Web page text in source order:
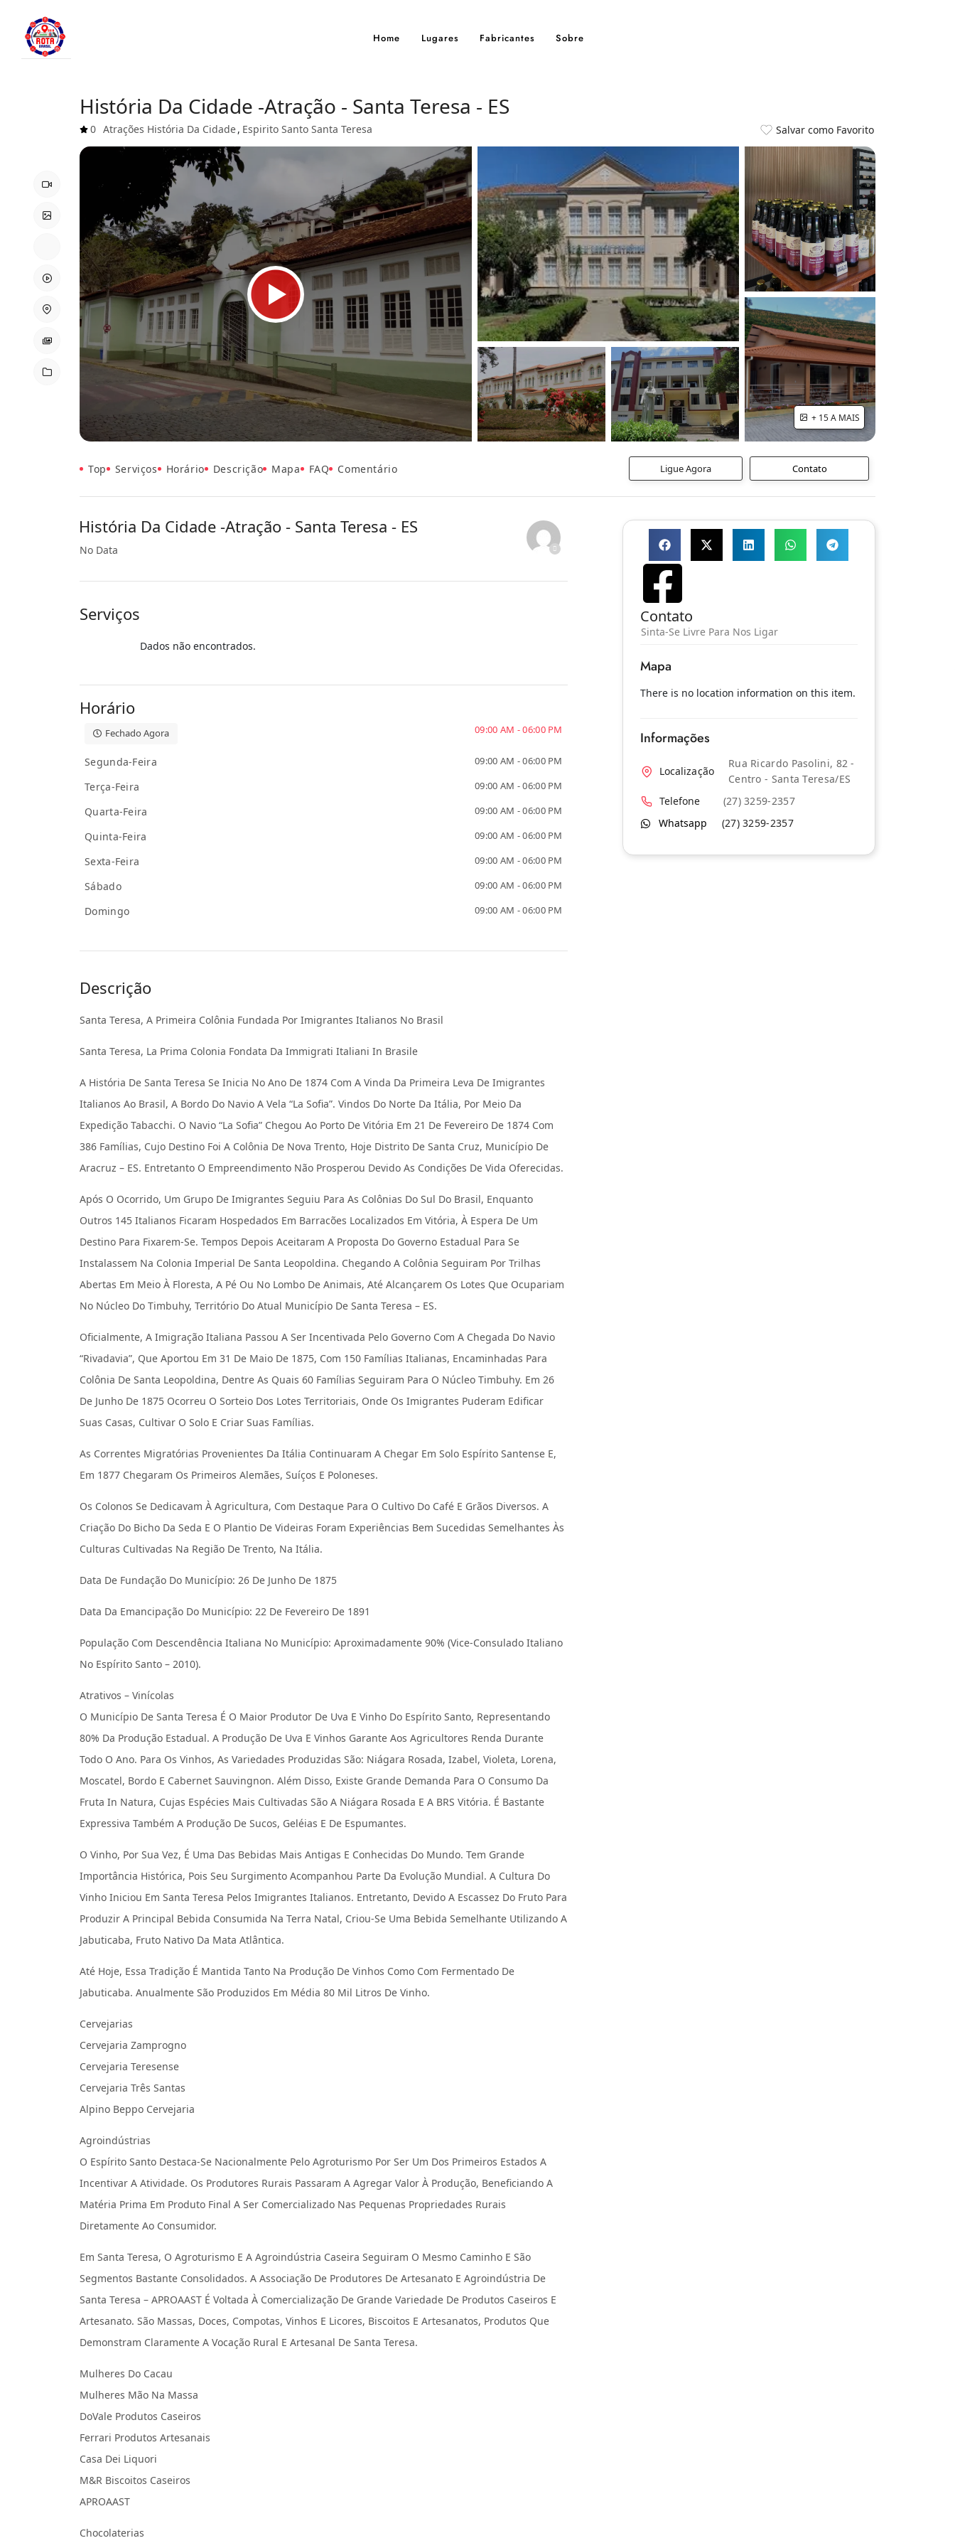
Home Lugares Fabricantes Sobre
História Da Cidade -Atração - Santa Teresa - ES
0 Atrações História Da Cidade, Espirito Santo Santa Teresa Salvar como Favorito
+ 15 A MAIS
Top Serviços Horário Descrição Mapa FAQ Comentário Ligue Agora Contato
História Da Cidade -Atração - Santa Teresa - ES
No Data
Serviços
Dados não encontrados.
Horário
Fechado Agora 09:00 AM - 06:00 PM
Segunda-Feira 09:00 AM - 06:00 PM
Terça-Feira 09:00 AM - 06:00 PM
Quarta-Feira 09:00 AM - 06:00 PM
Quinta-Feira 09:00 AM - 06:00 PM
Sexta-Feira 09:00 AM - 06:00 PM
Sábado 09:00 AM - 06:00 PM
Domingo 09:00 AM - 06:00 PM
Descrição
Santa Teresa, A Primeira Colônia Fundada Por Imigrantes Italianos No Brasil
Santa Teresa, La Prima Colonia Fondata Da Immigrati Italiani In Brasile
A História De Santa Teresa Se Inicia No Ano De 1874 Com A Vinda Da Primeira Leva De Imigrantes
Italianos Ao Brasil, A Bordo Do Navio A Vela “La Sofia”. Vindos Do Norte Da Itália, Por Meio Da
Expedição Tabacchi. O Navio “La Sofia” Chegou Ao Porto De Vitória Em 21 De Fevereiro De 1874 Com
386 Famílias, Cujo Destino Foi A Colônia De Nova Trento, Hoje Distrito De Santa Cruz, Município De
Aracruz – ES. Entretanto O Empreendimento Não Prosperou Devido As Condições De Vida Oferecidas.
Após O Ocorrido, Um Grupo De Imigrantes Seguiu Para As Colônias Do Sul Do Brasil, Enquanto
Outros 145 Italianos Ficaram Hospedados Em Barracões Localizados Em Vitória, À Espera De Um
Destino Para Fixarem-Se. Tempos Depois Aceitaram A Proposta Do Governo Estadual Para Se
Instalassem Na Colonia Imperial De Santa Leopoldina. Chegando A Colônia Seguiram Por Trilhas
Abertas Em Meio À Floresta, A Pé Ou No Lombo De Animais, Até Alcançarem Os Lotes Que Ocupariam
No Núcleo Do Timbuhy, Território Do Atual Município De Santa Teresa – ES.
Oficialmente, A Imigração Italiana Passou A Ser Incentivada Pelo Governo Com A Chegada Do Navio
“Rivadavia”, Que Aportou Em 31 De Maio De 1875, Com 150 Famílias Italianas, Encaminhadas Para
Colônia De Santa Leopoldina, Dentre As Quais 60 Famílias Seguiram Para O Núcleo Timbuhy. Em 26
De Junho De 1875 Ocorreu O Sorteio Dos Lotes Territoriais, Onde Os Imigrantes Puderam Edificar
Suas Casas, Cultivar O Solo E Criar Suas Famílias.
As Correntes Migratórias Provenientes Da Itália Continuaram A Chegar Em Solo Espírito Santense E,
Em 1877 Chegaram Os Primeiros Alemães, Suíços E Poloneses.
Os Colonos Se Dedicavam À Agricultura, Com Destaque Para O Cultivo Do Café E Grãos Diversos. A
Criação Do Bicho Da Seda E O Plantio De Videiras Foram Experiências Bem Sucedidas Semelhantes Às
Culturas Cultivadas Na Região De Trento, Na Itália.
Data De Fundação Do Município: 26 De Junho De 1875
Data Da Emancipação Do Município: 22 De Fevereiro De 1891
População Com Descendência Italiana No Município: Aproximadamente 90% (Vice-Consulado Italiano
No Espírito Santo – 2010).
Atrativos – Vinícolas
O Município De Santa Teresa É O Maior Produtor De Uva E Vinho Do Espírito Santo, Representando
80% Da Produção Estadual. A Produção De Uva E Vinhos Garante Aos Agricultores Renda Durante
Todo O Ano. Para Os Vinhos, As Variedades Produzidas São: Niágara Rosada, Izabel, Violeta, Lorena,
Moscatel, Bordo E Cabernet Sauvingnon. Além Disso, Existe Grande Demanda Para O Consumo Da
Fruta In Natura, Cujas Espécies Mais Cultivadas São A Niágara Rosada E A BRS Vitória. É Bastante
Expressiva Também A Produção De Sucos, Geléias E De Espumantes.
O Vinho, Por Sua Vez, É Uma Das Bebidas Mais Antigas E Conhecidas Do Mundo. Tem Grande
Importância Histórica, Pois Seu Surgimento Acompanhou Parte Da Evolução Mundial. A Cultura Do
Vinho Iniciou Em Santa Teresa Pelos Imigrantes Italianos. Entretanto, Devido A Escassez Do Fruto Para
Produzir A Principal Bebida Consumida Na Terra Natal, Criou-Se Uma Bebida Semelhante Utilizando A
Jabuticaba, Fruto Nativo Da Mata Atlântica.
Até Hoje, Essa Tradição É Mantida Tanto Na Produção De Vinhos Como Com Fermentado De
Jabuticaba. Anualmente São Produzidos Em Média 80 Mil Litros De Vinho.
Cervejarias
Cervejaria Zamprogno
Cervejaria Teresense
Cervejaria Três Santas
Alpino Beppo Cervejaria
Agroindústrias
O Espírito Santo Destaca-Se Nacionalmente Pelo Agroturismo Por Ser Um Dos Primeiros Estados A
Incentivar A Atividade. Os Produtores Rurais Passaram A Agregar Valor À Produção, Beneficiando A
Matéria Prima Em Produto Final A Ser Comercializado Nas Pequenas Propriedades Rurais
Diretamente Ao Consumidor.
Em Santa Teresa, O Agroturismo E A Agroindústria Caseira Seguiram O Mesmo Caminho E São
Segmentos Bastante Consolidados. A Associação De Produtores De Artesanato E Agroindústria De
Santa Teresa – APROAAST É Voltada À Comercialização De Grande Variedade De Produtos Caseiros E
Artesanato. São Massas, Doces, Compotas, Vinhos E Licores, Biscoitos E Artesanatos, Produtos Que
Demonstram Claramente A Vocação Rural E Artesanal De Santa Teresa.
Mulheres Do Cacau
Mulheres Mão Na Massa
DoVale Produtos Caseiros
Ferrari Produtos Artesanais
Casa Dei Liquori
M&R Biscoitos Caseiros
APROAAST
Chocolaterias
Contato
Sinta-Se Livre Para Nos Ligar
Mapa
There is no location information on this item.
Informações
Localização
Rua Ricardo Pasolini, 82 -
Centro - Santa Teresa/ES
Telefone
(27) 3259-2357
Whatsapp
(27) 3259-2357